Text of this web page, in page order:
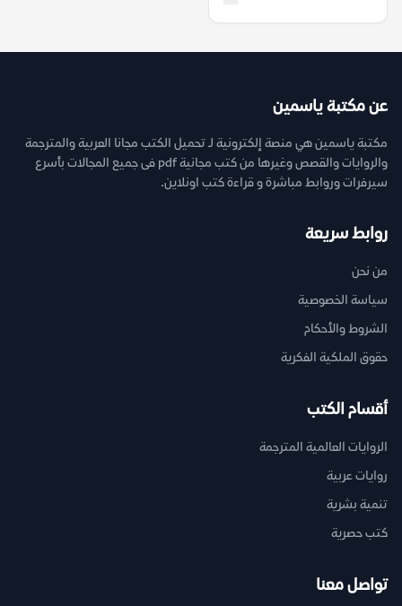
عن مكتبة ياسمين
مكتبة ياسمين هي منصة إلكترونية لـ تحميل الكتب مجانا العربية والمترجمة
والروايات والقصص وغيرها من كتب مجانية pdf فى جميع المجالات بأسرع
سيرفرات وروابط مباشرة و قراءة كتب اونلاين.
روابط سريعة
من نحن
سياسة الخصوصية
الشروط والأحكام
حقوق الملكية الفكرية
أقسام الكتب
الروايات العالمية المترجمة
روايات عربية
تنمية بشرية
كتب حصرية
تواصل معنا